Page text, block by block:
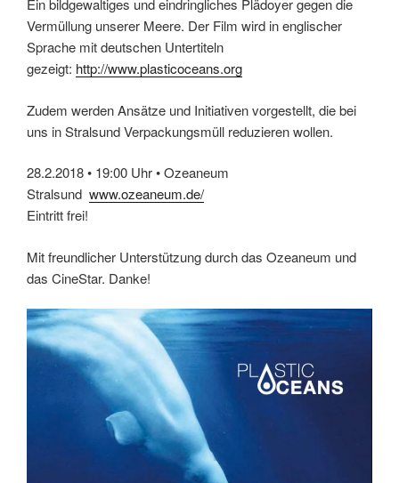
Ein bildgewaltiges und eindringliches Plädoyer gegen die
Vermüllung unserer Meere. Der Film wird in englischer
Sprache mit deutschen Untertiteln
gezeigt: http://www.plasticoceans.org
Zudem werden Ansätze und Initiativen vorgestellt, die bei
uns in Stralsund Verpackungsmüll reduzieren wollen.
28.2.2018 • 19:00 Uhr • Ozeaneum
Stralsund www.ozeaneum.de/
Eintritt frei!
Mit freundlicher Unterstützung durch das Ozeaneum und
das CineStar. Danke!